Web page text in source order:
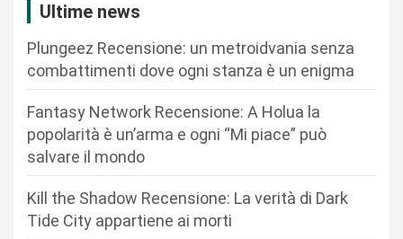
Ultime news
Plungeez Recensione: un metroidvania senza
combattimenti dove ogni stanza è un enigma
Fantasy Network Recensione: A Holua la
popolarità è un’arma e ogni “Mi piace” può
salvare il mondo
Kill the Shadow Recensione: La verità di Dark
Tide City appartiene ai morti